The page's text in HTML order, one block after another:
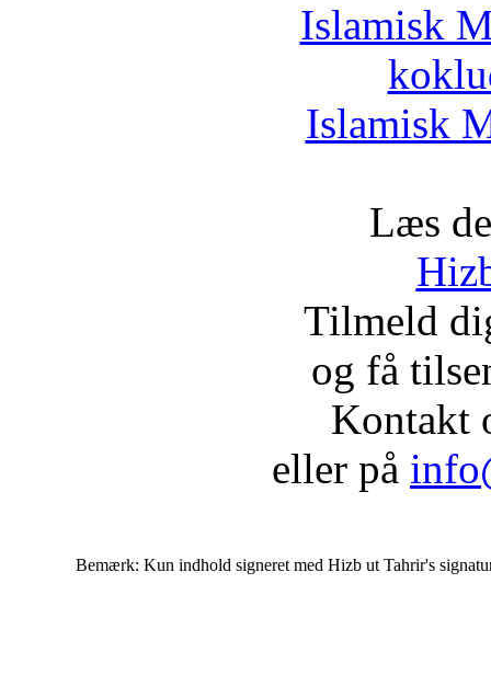
Islamisk
Islamisk
Læs
Tilmeld
og få
Kontakt
eller på
Bemærk: Kun indhold signeret med Hizb ut Tahrir's